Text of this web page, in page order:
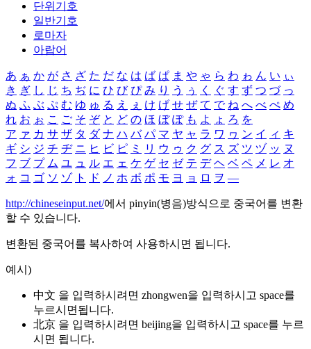
단위기호
일반기호
로마자
아랍어
あ ぁ か が さ ざ た だ な は ば ぱ ま や ゃ ら わ ゎ ん い ぃ
き ぎ し じ ち ぢ に ひ び ぴ み り う ぅ く ぐ す ず つ づ っ
ぬ ふ ぶ ぷ む ゆ ゅ る え ぇ け げ せ ぜ て で ね へ べ ぺ め
れ お ぉ こ ご そ ぞ と ど の ほ ぼ ぽ も よ ょ ろ を
ア ァ カ サ ザ タ ダ ナ ハ バ パ マ ヤ ャ ラ ワ ヮ ン イ ィ キ
ギ シ ジ チ ヂ ニ ヒ ビ ピ ミ リ ウ ゥ ク グ ス ズ ツ ヅ ッ ヌ
フ ブ プ ム ユ ュ ル エ ェ ケ ゲ セ ゼ テ デ ヘ ベ ペ メ レ オ
ォ コ ゴ ソ ゾ ト ド ノ ホ ボ ポ モ ヨ ョ ロ ヲ ―
http://chineseinput.net/에서 pinyin(병음)방식으로 중국어를 변환
할 수 있습니다.
변환된 중국어를 복사하여 사용하시면 됩니다.
예시)
中文 을 입력하시려면 zhongwen을 입력하시고 space를
누르시면됩니다.
北京 을 입력하시려면 beijing을 입력하시고 space를 누르
시면 됩니다.